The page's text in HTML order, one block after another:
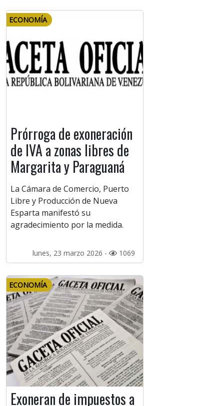
ECONOMÍA
Prórroga de exoneración
de IVA a zonas libres de
Margarita y Paraguaná
La Cámara de Comercio, Puerto
Libre y Producción de Nueva
Esparta manifestó su
agradecimiento por la medida.
lunes, 23 marzo 2026 - 1069
ECONOMÍA
Exoneran de impuestos a